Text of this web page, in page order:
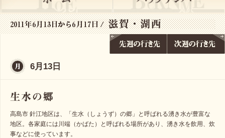
6月13日
高島市 針江地区は、「生水（しょうず）の郷」と呼ばれる湧き水が豊富な
地区。各家庭には川端（かばた）と呼ばれる場所があり、湧き水を飲用、炊
事などに使っています。